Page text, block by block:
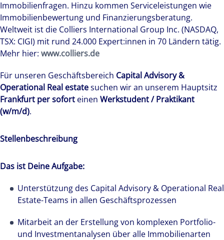
Immobilienfragen. Hinzu kommen Serviceleistungen wie
Immobilienbewertung und Finanzierungsberatung.
Weltweit ist die Colliers International Group Inc. (NASDAQ,
TSX: CIGI) mit rund 24.000 Expert:innen in 70 Ländern tätig.
Mehr hier: www.colliers.de
Für unseren Geschäftsbereich Capital Advisory &
Operational Real estatesuchen wir an unserem Hauptsitz
Frankfurt per sofort einen Werkstudent / Praktikant
(w/m/d).
Stellenbeschreibung
Das ist Deine Aufgabe:
Unterstützung des Capital Advisory & Operational Real
Estate-Teams in allen Geschäftsprozessen
Mitarbeit an der Erstellung von komplexen Portfolio-
und Investmentanalysen über alle Immobilienarten